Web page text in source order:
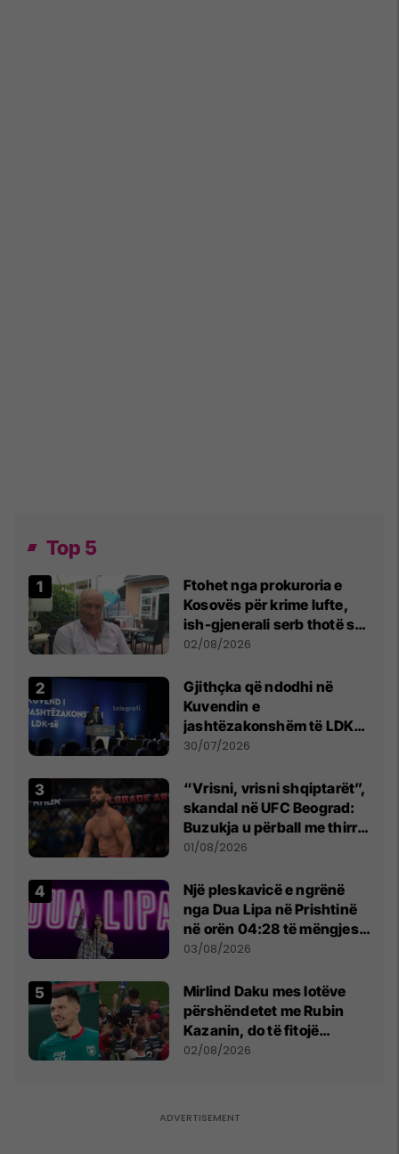
Top 5
Ftohet nga prokuroria e
Kosovës për krime lufte,
ish-gjenerali serb thotë se
dikush e tradhtoi në
02/08/2026
Gjithçka që ndodhi në
Kuvendin e
jashtëzakonshëm të LDK-
së
30/07/2026
“Vrisni, vrisni shqiptarët”,
skandal në UFC Beograd:
Buzukja u përball me thirrje
anti-shqiptare nga
01/08/2026
Një pleskavicë e ngrënë
nga Dua Lipa në Prishtinë
në orën 04:28 të mëngjesit
- dhe bota digjitale serbe
03/08/2026
Mirlind Daku mes lotëve
përshëndetet me Rubin
Kazanin, do të fitojë
miliona te Spartak Moska
02/08/2026